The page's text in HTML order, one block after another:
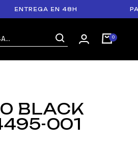
EN 48H PAGO
BLACK
001